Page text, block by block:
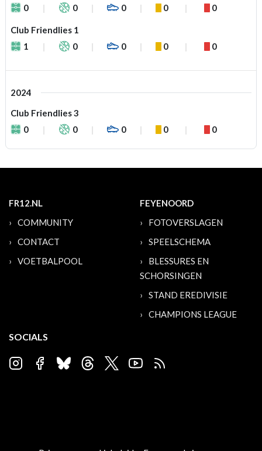
0
0 0 0 0
Club Friendlies 1
1
0 0 0 0
2024
Club Friendlies 3
0
0 0 0 0
FR12.NL
COMMUNITY
CONTACT
VOETBALPOOL
FEYENOORD
FOTOVERSLAGEN
SPEELSCHEMA
BLESSURES EN
SCHORSINGEN
STAND EREDIVISIE
CHAMPIONS LEAGUE
SOCIALS